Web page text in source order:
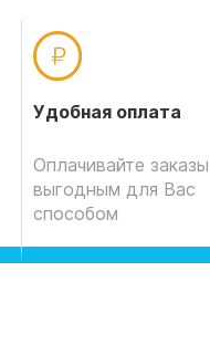
Удобная оплата
Оплачивайте заказы
выгодным для Вас
способом